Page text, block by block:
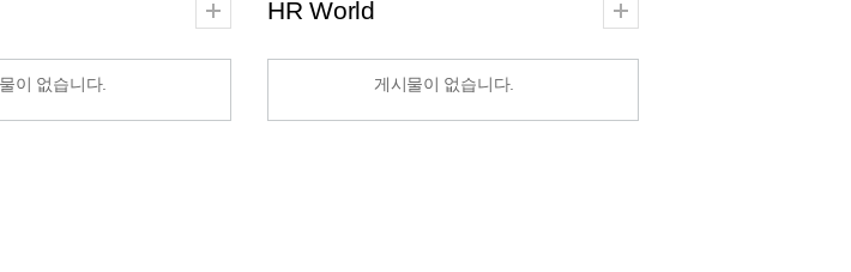
이 없습니다.
HR World
게시물이 없습니다.